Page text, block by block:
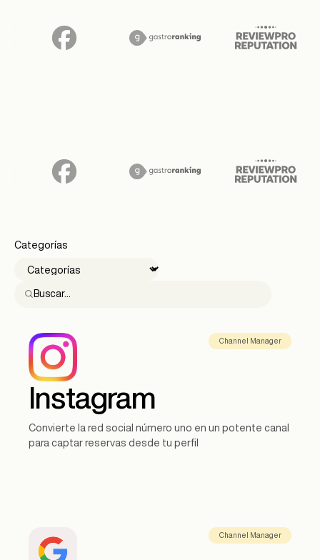
Categorías
Channel Manager
Instagram
Convierte la red social número uno en un potente canal
para captar reservas desde tu perfil
Channel Manager